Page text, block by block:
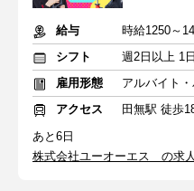
給与
時給1250～
シフト
週2日以上 1
雇用形態
アルバイト・
アクセス
田無駅 徒歩
あと6日
株式会社ユーオーエス の求